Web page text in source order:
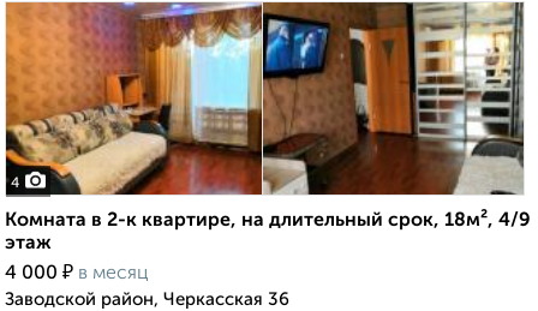
4
Комната в 2-к квартире, на длительный срок, 18м², 4/9
этаж
4 000 ₽ в месяц
Заводской район, Черкасская 36